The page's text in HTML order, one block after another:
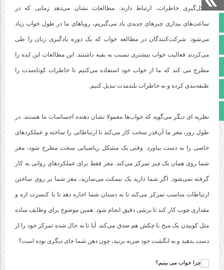
صفحه نخست
تالار گفتمان
اینستاگرام
شکل‌گیری خاطرات، ارتباط دارند. مطالعات نشان می‌دهد زمانی که در
ساعت‌های بیداری چیزهای جدیدی یاد می‌گیریم، رویاهای ما در طول خواب زیاد
می‌شود. شرکت‌کنندگان در مطالعه‌ خواب که یک دوره‌ یادگیری زبان را طی
می‌کردند فعالیت خواب بیشتری نسبت به بقیه داشتند. این مطالعات این ایده را
مطرح می کند که ما از خواب خود استفاده می‌کنیم تا خاطرات کوتاه‌مدت را
طبقه‌بندی کرده و به خاطرات بلندمدت تبدیل کنیم.
نظریه‌ ای دیگر می‌گوید که خواب‌ها معمولا نشان دهنده‌ احساسات ما هستند. در
طول روز، مغز ما آن‌قدر سخت کار می‌کند تا ارتباطاتی را ساخته و عملکردهای
خاصی را به دست بیاورد. وقتی یک مشکل ریاضیاتی سخت مطرح شود، مغز
شما روی همان یک چیز تمرکز می‌کند. مغز فقط برای عملکردهای روانی به کار
گرفته نمی‌شود. اگر شما دارید یک نیمکت می‌سازید، مغز شما بر روی ساختن
ارتباطات مناسب تمرکز می‌کند تا به دستان شما اجازه دهد تا با کنسرت اره و
مقداری چوب کار کند تا برشی دقیق انجام شود. همین موضوع برای وظایف ساده
مثل کوبیدن یک میخ با چکش هم صدق می‌کند. آیا تا به حال شده تمرکز خود را از
دست بدهید و به انگشت خود ضربه بزنید، چون ذهن شما جای دیگری بوده است؟